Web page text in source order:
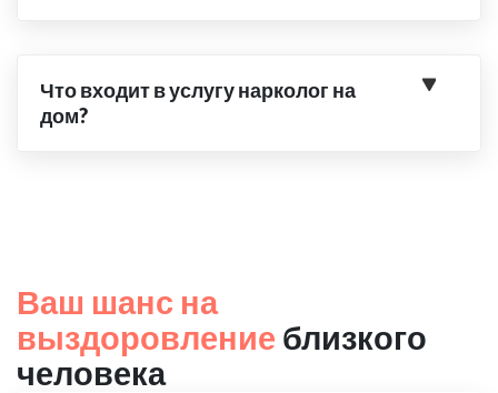
Что входит в услугу нарколог на
дом?
Ваш шанс на
выздоровление близкого
человека